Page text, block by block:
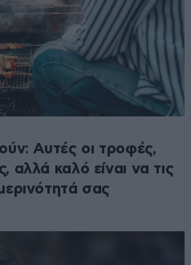
Αυτές οι τροφές,
αλλά καλό είναι να τις
σας